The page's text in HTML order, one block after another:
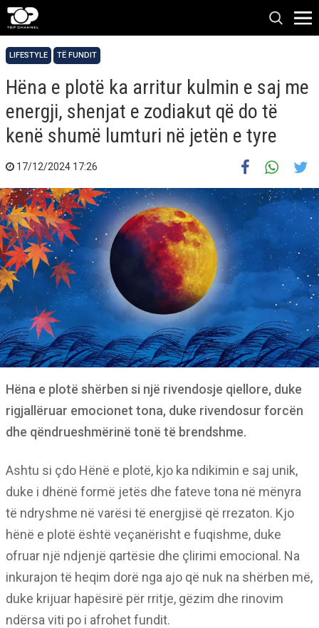
LIFESTYLE TË FUNDIT
Hëna e plotë ka arritur kulmin e saj me
energji, shenjat e zodiakut që do të
kenë shumë lumturi në jetën e tyre
17/12/2024 17:26
Hëna e plotë shërben si një rivendosje qiellore, duke
rigjallëruar emocionet tona, duke rivendosur forcën
dhe qëndrueshmërinë tonë të brendshme.
Ashtu si çdo Hënë e plotë, kjo ka ndikimin e saj unik,
duke i dhënë formë jetës dhe fateve tona në mënyra
të ndryshme në varësi të energjisë që rrezaton. Kjo
hënë e plotë është veçanërisht e fuqishme, duke
ofruar një ndjenjë qartësie dhe çlirimi emocional. Na
inkurajon të heqim dorë nga ajo që nuk na shërben më,
duke krijuar hapësirë për rritje, gëzim dhe rinovim
ndërsa viti po i afrohet fundit.